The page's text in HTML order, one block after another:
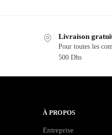
Livraison
Pour toutes les
500 Dhs
À PROPOS
Entreprise